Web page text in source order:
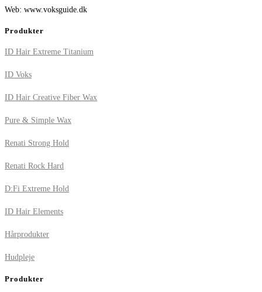
Web: www.voksguide.dk
Produkter
ID Hair Extreme Titanium
ID Voks
ID Hair Creative Fiber Wax
Pure & Simple Wax
Renati Strong Hold
Renati Rock Hard
D:Fi Extreme Hold
ID Hair Elements
Hårprodukter
Hudpleje
Produkter